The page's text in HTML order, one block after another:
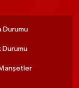
Durumu
Durumu